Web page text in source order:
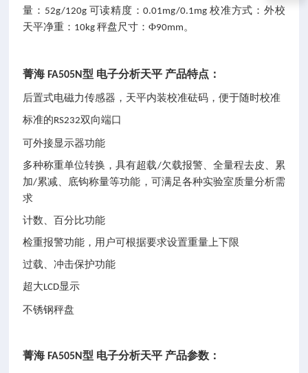
量： 52g/120g 可读精度：0.01mg/0.1mg校准方式：外校
天平净重： 10kg秤盘尺寸：Φ90mm 。
菁海 FA505N型 电子分析天平 产品特点：
后置式电磁力传感器，天平内装校准砝码，便于随时校准
标准的RS232双向端口
可外接显示器功能
多种称重单位转换，具有超载/欠载报警、全量程去皮、累
加/累减、底钩称量等功能，可满足各种实验室质量分析需
求
计数、百分比功能
检重报警功能，用户可根据要求设置重量上下限
过载、冲击保护功能
超大LCD显示
不锈钢秤盘
菁海 FA505N型 电子分析天平 产品参数：